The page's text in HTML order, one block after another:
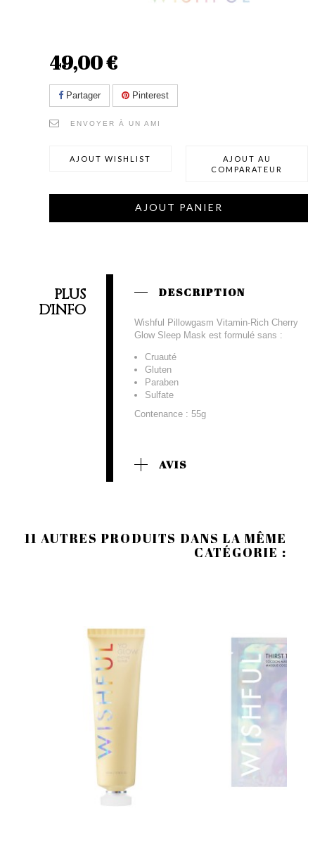
49,00 €
Partager Pinterest
ENVOYER À UN AMI
AJOUT WISHLIST
AJOUT AU
COMPARATEUR
AJOUT PANIER
PLUS
D'INFO
DESCRIPTION
Wishful Pillowgasm Vitamin-Rich Cherry
Glow Sleep Mask est formulé sans :
Cruauté
Gluten
Paraben
Sulfate
Contenance : 55g
AVIS
11 AUTRES PRODUITS DANS LA MÊME
CATÉGORIE :